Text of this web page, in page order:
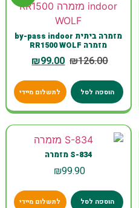
מזמרה ביתית by-pass indoor
מזמרה RR1500 WOLF
₪126.00
₪99.00
הוספה לסל לתשלום מיידי
S-834 מזמרה
₪99.90
הוספה לסל לתשלום מיידי